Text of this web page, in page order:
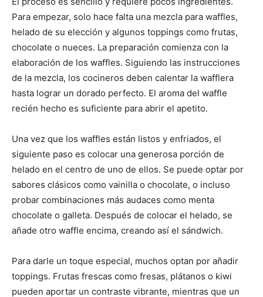
Para empezar, solo hace falta una mezcla para waffles,
helado de su elección y algunos toppings como frutas,
chocolate o nueces. La preparación comienza con la
elaboración de los waffles. Siguiendo las instrucciones
de la mezcla, los cocineros deben calentar la wafflera
hasta lograr un dorado perfecto. El aroma del waffle
recién hecho es suficiente para abrir el apetito.
Una vez que los waffles están listos y enfriados, el
siguiente paso es colocar una generosa porción de
helado en el centro de uno de ellos. Se puede optar por
sabores clásicos como vainilla o chocolate, o incluso
probar combinaciones más audaces como menta
chocolate o galleta. Después de colocar el helado, se
añade otro waffle encima, creando así el sándwich.
Para darle un toque especial, muchos optan por añadir
toppings. Frutas frescas como fresas, plátanos o kiwi
pueden aportar un contraste vibrante, mientras que un